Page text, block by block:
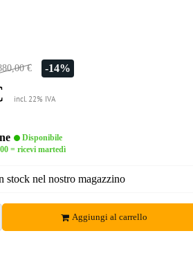
€ -14%
incl. 22% IVA
Disponibile
= ricevi martedì
stock nel nostro magazzino
Aggiungi al carrello